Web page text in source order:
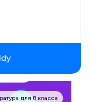
для 8 класса